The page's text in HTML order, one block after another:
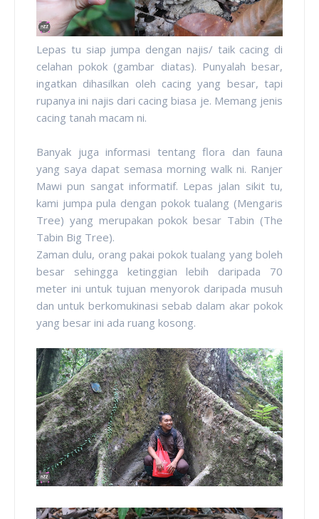
Lepas tu siap jumpa dengan najis/ taik cacing di
celahan pokok (gambar diatas). Punyalah besar,
ingatkan dihasilkan oleh cacing yang besar, tapi
rupanya ini najis dari cacing biasa je. Memang jenis
cacing tanah macam ni.
Banyak juga informasi tentang flora dan fauna
yang saya dapat semasa morning walk ni. Ranjer
Mawi pun sangat informatif. Lepas jalan sikit tu,
kami jumpa pula dengan pokok tualang (Mengaris
Tree) yang merupakan pokok besar Tabin (The
Tabin Big Tree).
Zaman dulu, orang pakai pokok tualang yang boleh
besar sehingga ketinggian lebih daripada 70
meter ini untuk tujuan menyorok daripada musuh
dan untuk berkomukinasi sebab dalam akar pokok
yang besar ini ada ruang kosong.